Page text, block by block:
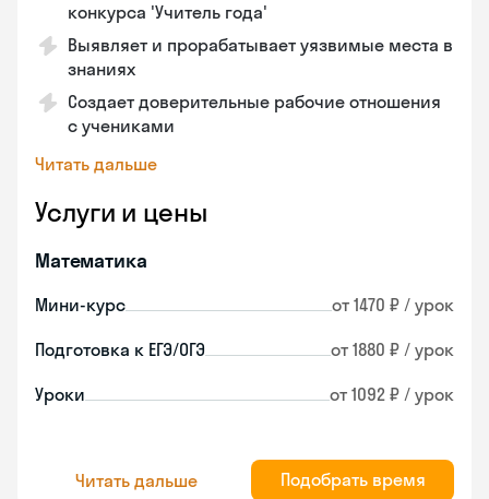
конкурса 'Учитель года'
Выявляет и прорабатывает уязвимые места в
знаниях
Создает доверительные рабочие отношения
с учениками
Читать дальше
Услуги и цены
Математика
Мини-курс от 1470 ₽ / урок
Подготовка к ЕГЭ/ОГЭ от 1880 ₽ / урок
Уроки от 1092 ₽ / урок
Читать дальше Подобрать время